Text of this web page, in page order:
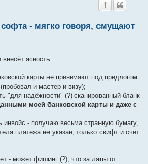
- мягко говоря, смущают
ясность:
карты не принимают под предлогом
и мастер и визу);
"для надёжности" (?) сканированный бланк
моей банковской карты и даже с
инвойс - получаю весьма странную бумагу,
платежа не указан, только свифт и счёт
- может фишинг (?), что за ляпы от